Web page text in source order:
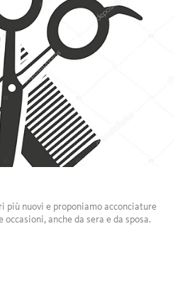
più nuovi e proponiamo acconciature
anche da sera e da sposa.